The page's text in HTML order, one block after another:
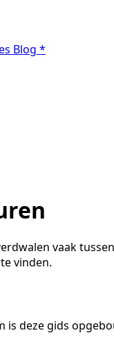
Blog *
vaak
vinden.
deze gids